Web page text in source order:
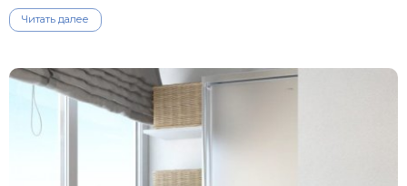
Читать далее